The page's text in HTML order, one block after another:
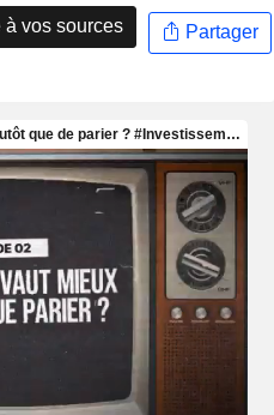
vos sources Partager